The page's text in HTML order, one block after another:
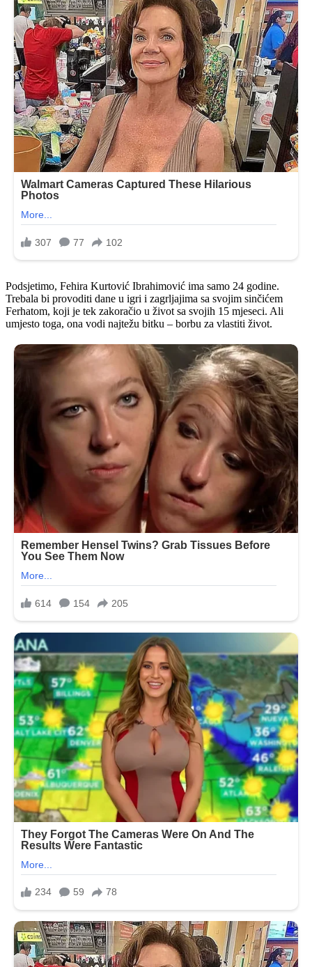
Podsjetimo, Fehira Kurtović Ibrahimović ima samo 24 godine.
Trebala bi provoditi dane u igri i zagrljajima sa svojim sinčićem
Ferhatom, koji je tek zakoračio u život sa svojih 15 mjeseci. Ali
umjesto toga, ona vodi najtežu bitku – borbu za vlastiti život.